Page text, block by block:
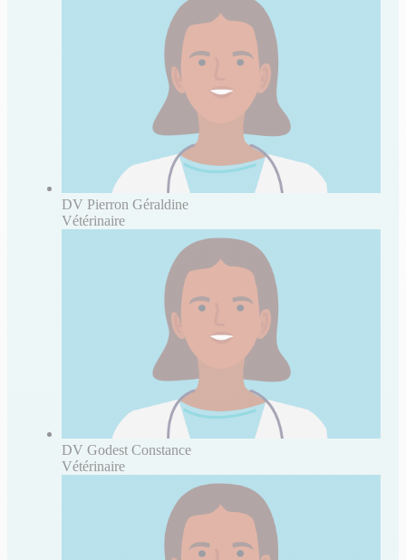
DV Pierron Géraldine
Vétérinaire
DV Godest Constance
Vétérinaire